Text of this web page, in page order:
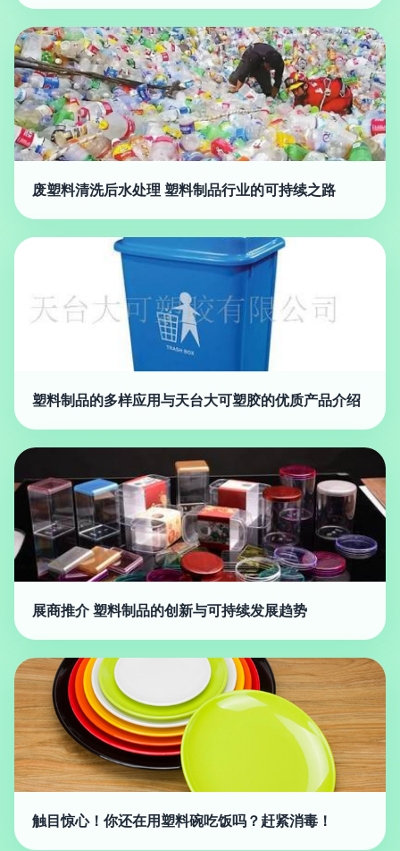
废塑料清洗后水处理 塑料制品行业的可持续之路
塑料制品的多样应用与天台大可塑胶的优质产品介绍
展商推介 塑料制品的创新与可持续发展趋势
触目惊心！你还在用塑料碗吃饭吗？赶紧消毒！